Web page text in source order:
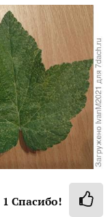
1 Спасибо!